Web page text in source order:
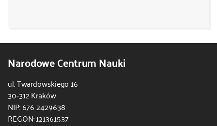
Narodowe Centrum Nauki
ul. Twardowskiego 16
30-312 Kraków
NIP: 676 2429638
REGON: 121361537